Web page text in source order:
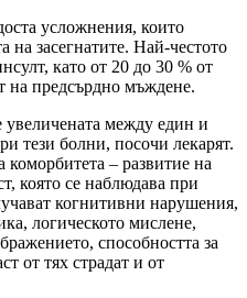
усложнения, които
на засегнатите. Най-честото
като от 20 до 30 % от
на предсърдно мъждене.
между един и
тези болни, посочи лекарят.
– развитие на
която се наблюдава при
когнитивни нарушения,
логическото мислене,
способността за
от тях страдат и от